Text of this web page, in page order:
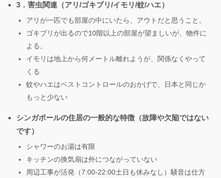
3．害虫関連（アリ/ゴキブリ/イモリ/蚊/ハエ）
アリが一匹でも部屋の中にいたら、アウトだと思うこと。
ゴキブリが出るので10階以上の部屋が望ましいが、物件に
よる。
イモリは地上から何メートル離れようが、関係なくやって
くる
蚊やハエはベストコントロールのおかげで、日本と同じか
もっと少ない
シンガポールの住居の一般的な特徴（故障や欠陥ではない
です）
シャワーのお湯は有限
キッチンの換気扇は外につながっていない
周辺工事が活発（7:00-22:00土日も休みなし）騒音は仕方